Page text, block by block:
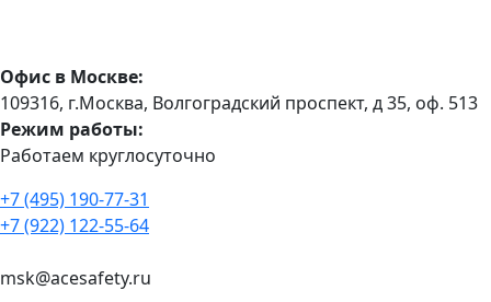
Офис в Москве:
109316, г.Москва, Волгоградский проспект, д 35, оф. 513
Режим работы:
Работаем круглосуточно
+7 (495) 190-77-31
+7 (922) 122-55-64
msk@acesafety.ru